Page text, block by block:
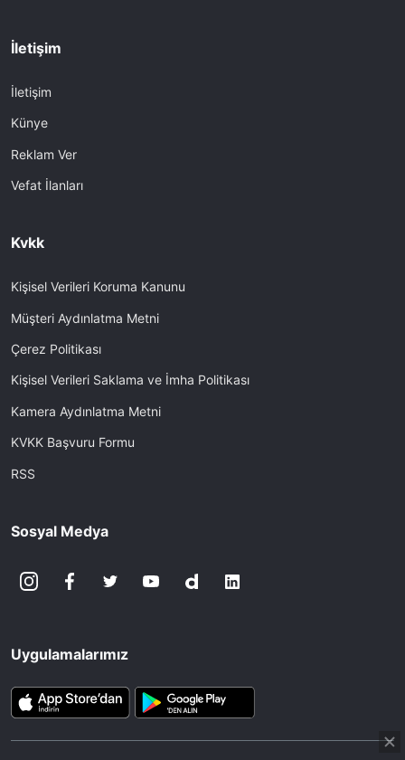
İletişim
İletişim
Künye
Reklam Ver
Vefat İlanları
Kvkk
Kişisel Verileri Koruma Kanunu
Müşteri Aydınlatma Metni
Çerez Politikası
Kişisel Verileri Saklama ve İmha Politikası
Kamera Aydınlatma Metni
KVKK Başvuru Formu
RSS
Sosyal Medya
Uygulamalarımız